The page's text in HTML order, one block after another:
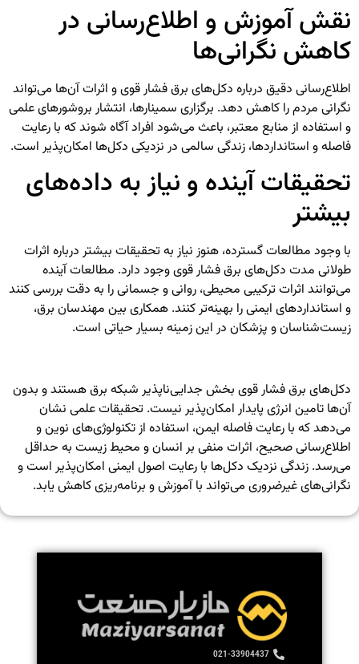
نقش آموزش و اطلاع‌رسانی در
کاهش نگرانی‌ها
اطلاع‌رسانی دقیق درباره دکل‌های برق فشار قوی و اثرات آن‌ها می‌تواند
نگرانی مردم را کاهش دهد. برگزاری سمینارها، انتشار بروشورهای علمی
و استفاده از منابع معتبر، باعث می‌شود افراد آگاه شوند که با رعایت
فاصله و استانداردها، زندگی سالمی در نزدیکی دکل‌ها امکان‌پذیر است.
تحقیقات آینده و نیاز به داده‌های
بیشتر
با وجود مطالعات گسترده، هنوز نیاز به تحقیقات بیشتر درباره اثرات
طولانی مدت دکل‌های برق فشار قوی وجود دارد. مطالعات آینده
می‌توانند اثرات ترکیبی محیطی، روانی و جسمانی را به دقت بررسی کنند
و استانداردهای ایمنی را بهینه‌تر کنند. همکاری بین مهندسان برق،
زیست‌شناسان و پزشکان در این زمینه بسیار حیاتی است.
دکل‌های برق فشار قوی بخش جدایی‌ناپذیر شبکه برق هستند و بدون
آن‌ها تامین انرژی پایدار امکان‌پذیر نیست. تحقیقات علمی نشان
می‌دهد که با رعایت فاصله ایمن، استفاده از تکنولوژی‌های نوین و
اطلاع‌رسانی صحیح، اثرات منفی بر انسان و محیط زیست به حداقل
می‌رسد. زندگی نزدیک دکل‌ها با رعایت اصول ایمنی امکان‌پذیر است و
نگرانی‌های غیرضروری می‌تواند با آموزش و برنامه‌ریزی کاهش یابد.
021-33904437